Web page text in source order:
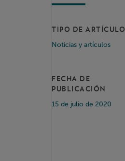
TIPO DE ARTÍCULO
Noticias y artículos
FECHA DE
PUBLICACIÓN
15 de julio de 2020